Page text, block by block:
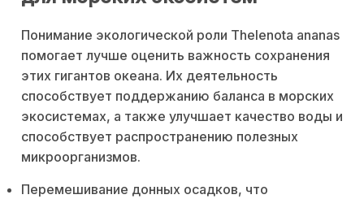
Понимание экологической роли Thelenota ananas
помогает лучше оценить важность сохранения
этих гигантов океана. Их деятельность
способствует поддержанию баланса в морских
экосистемах, а также улучшает качество воды и
способствует распространению полезных
микроорганизмов.
Перемешивание донных осадков, что